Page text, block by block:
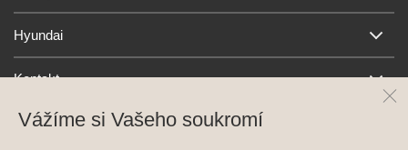
Hyundai
Kontakt
Vážíme si Vašeho soukromí